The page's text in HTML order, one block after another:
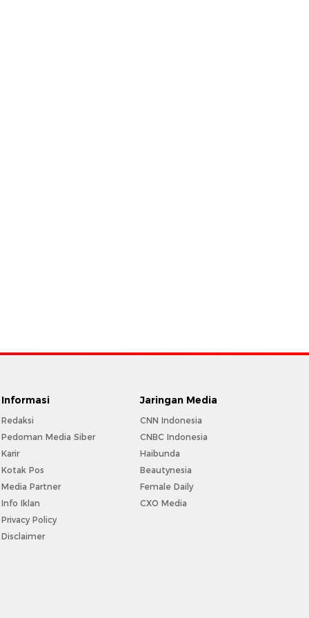
Informasi
Redaksi
Pedoman Media Siber
Karir
Kotak Pos
Media Partner
Info Iklan
Privacy Policy
Disclaimer
Jaringan Media
CNN Indonesia
CNBC Indonesia
Haibunda
Beautynesia
Female Daily
CXO Media